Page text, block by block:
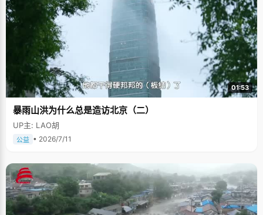
01:53
暴雨山洪为什么总是造访北京（二）
UP主: LAO胡
公益 • 2026/7/11